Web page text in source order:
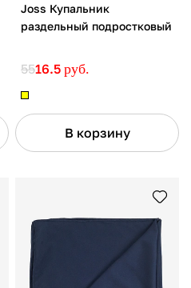
Joss Купальник
раздельный подростковый
5516.5 руб.
В корзину